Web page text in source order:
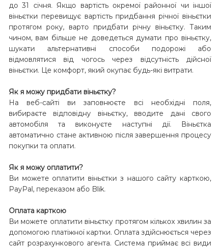
до 31 січня. Якщо вартість окремої районної чи іншої
віньєтки перевищує вартість придбання річної віньєтки
протягом року, варто придбати річну віньєтку. Таким
чином, вам більше не доведеться думати про віньєтку,
шукати альтернативні способи подорожі або
відмовлятися від чогось через відсутність дійсної
віньєтки. Це комфорт, який окупає будь-які витрати.
Як я можу придбати віньєтку?
На веб-сайті ви заповнюєте всі необхідні поля,
вибираєте відповідну віньєтку, вводите дані свого
автомобіля та виконуєте наступні дії. Віньєтка
автоматично стане активною після завершення процесу
покупки та оплати.
Як я можу оплатити?
Ви можете оплатити віньєтки з нашого сайту карткою,
PayPal, переказом або Blik.
Оплата карткою
Ви можете оплатити віньєтку протягом кількох хвилин за
допомогою платіжної картки. Оплата здійснюється через
сайт розрахункового агента. Система приймає всі види